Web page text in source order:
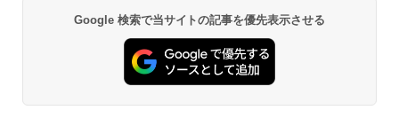
Google 検索で当サイトの記事を優先表示させる